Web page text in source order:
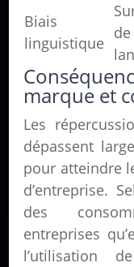
Biais
linguistique
marque et
Les
dépassent
pour atteindre
d’entreprise.
des
entreprises
l’utilisation